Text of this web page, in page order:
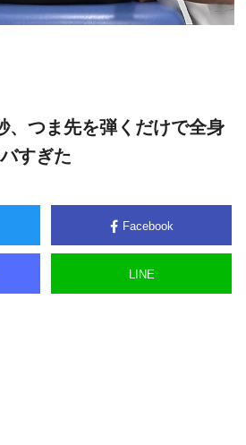
、つま先を弾くだけで全身
すぎた
Facebook
LINE